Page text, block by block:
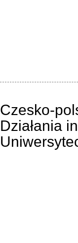
Czesko-
Działania